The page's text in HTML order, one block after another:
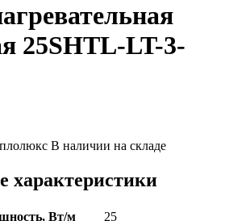
25SHTL-LT-3-
В наличии на складе
характеристики
Вт/м
25